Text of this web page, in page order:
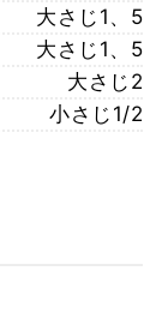
大さじ1、5
大さじ1、5
大さじ2
小さじ1/2